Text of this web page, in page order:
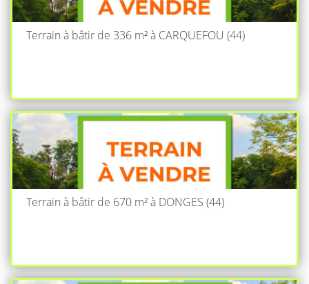
Terrain à bâtir de 336 m² à CARQUEFOU (44)
Terrain à bâtir de 670 m² à DONGES (44)